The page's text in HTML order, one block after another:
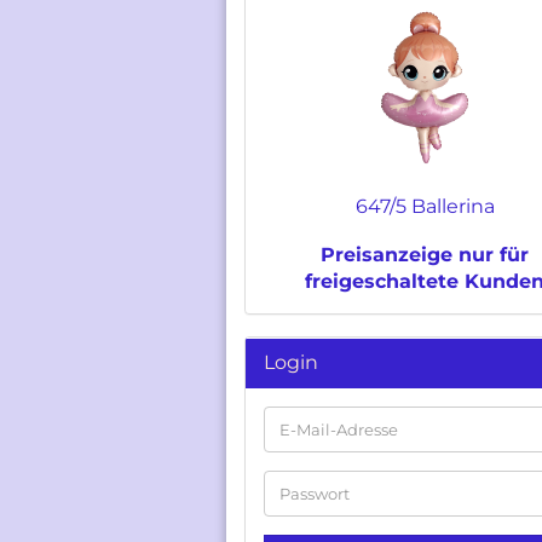
647/5 Ballerina
Preisanzeige nur für
freigeschaltete Kunden
Login
E-
Mail-
Adresse
Passwort